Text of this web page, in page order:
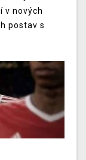
v nových
postav s